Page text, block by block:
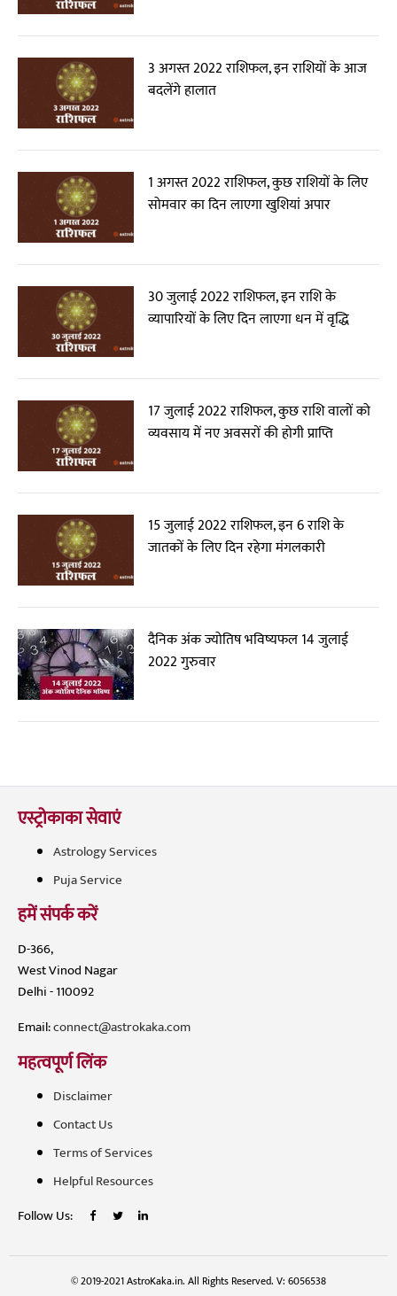
3 अगस्त 2022 राशिफल, इन राशियों के आज
बदलेंगे हालात
1 अगस्त 2022 राशिफल, कुछ राशियों के लिए
सोमवार का दिन लाएगा खुशियां अपार
30 जुलाई 2022 राशिफल, इन राशि के
व्यापारियों के लिए दिन लाएगा धन में वृद्धि
17 जुलाई 2022 राशिफल, कुछ राशि वालों को
व्यवसाय में नए अवसरों की होगी प्राप्ति
15 जुलाई 2022 राशिफल, इन 6 राशि के
जातकों के लिए दिन रहेगा मंगलकारी
दैनिक अंक ज्योतिष भविष्यफल 14 जुलाई
2022 गुरुवार
एस्ट्रोकाका सेवाएं
Astrology Services
Puja Service
हमें संपर्क करें
D-366,
West Vinod Nagar
Delhi - 110092
Email:connect@astrokaka.com
महत्वपूर्ण लिंक
Disclaimer
Contact Us
Terms of Services
Helpful Resources
Follow Us:
© 2019-2021 AstroKaka.in. All Rights Reserved. V: 6056538